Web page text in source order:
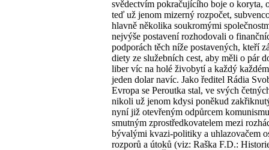
svědectvím pokračujícího boje o koryta,
teď už jenom mizerný rozpočet,
hlavně několika soukromými
nejvýše postavení rozhodovali o
podporách těch níže postavených, kteří
diety ze služebních cest, aby měli o pár
liber víc na holé živobytí a každý
jeden dolar navíc. Jako ředitel Rádia
Evropa se Peroutka stal, ve svých
nikoli už jenom kdysi poněkud
nyní již otevřeným odpůrcem
smutným zprostředkovatelem mezi
bývalými kvazi-politiky a uhlazovačem
rozporů a útoků (viz: Raška F.D.: